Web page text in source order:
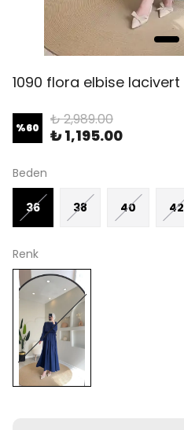
1090 flora elbise lacivert
%60 ₺ 2,989.00
₺ 1,195.00
Beden
36 38 40 42
Renk